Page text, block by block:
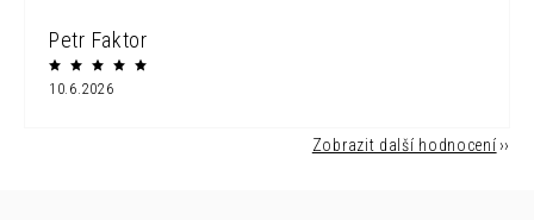
Petr Faktor
10.6.2026
Zobrazit další hodnocení